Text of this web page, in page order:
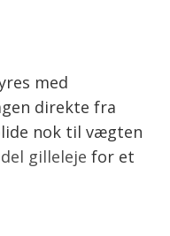
med
direkte fra
nok til vægten
gilleleje for et